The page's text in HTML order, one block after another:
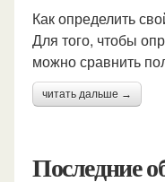
Как определить
Для того, чтобы
можно сравнить
читать дальше →
Последние